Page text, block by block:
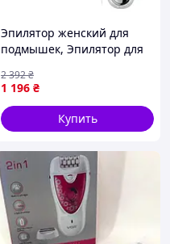
Эпилятор женский для
подмышек, Эпилятор для
интимной зоны,
Аккумуляторный
депилятор-триммер, RYH
1 196 ₴
2 392₴
Купить